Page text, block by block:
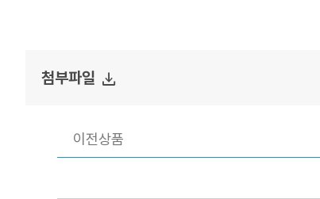
첨부파일 file_download
이전상품